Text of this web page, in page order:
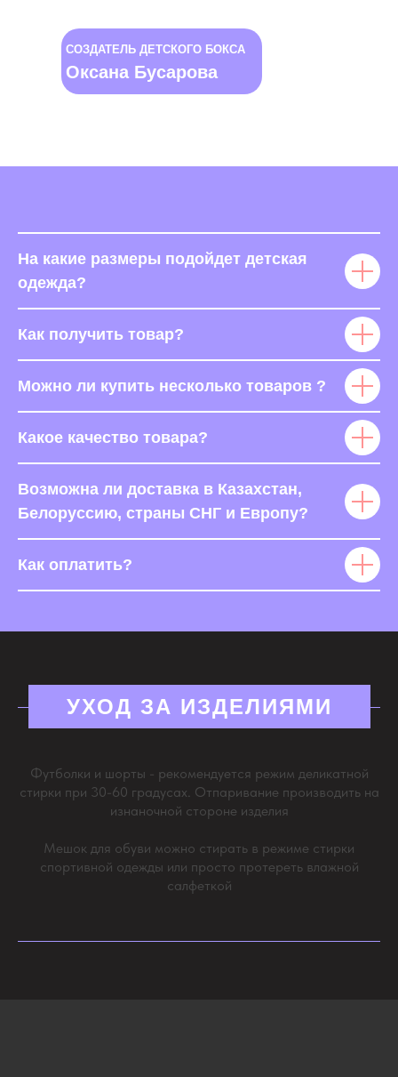
СОЗДАТЕЛЬ ДЕТСКОГО БОКСА
Оксана Бусарова
На какие размеры подойдет детская
одежда?
Как получить товар?
Можно ли купить несколько товаров ?
Какое качество товара?
Возможна ли доставка в Казахстан,
Белоруссию, страны СНГ и Европу?
Как оплатить?
УХОД ЗА ИЗДЕЛИЯМИ
Футболки и шорты - рекомендуется режим деликатной
стирки при 30-60 градусах. Отпаривание производить на
изнаночной стороне изделия
Мешок для обуви можно стирать в режиме стирки
спортивной одежды или просто протереть влажной
салфеткой